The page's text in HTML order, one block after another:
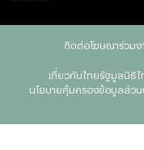
ติดต่อโฆษณาร่วมง
เกี่ยวกับไทยรัฐมูลนิธิไ
นโยบายคุ้มครองข้อมูลส่ว